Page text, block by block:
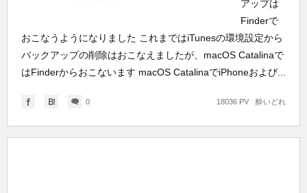
アップは
Finderで
おこなうようになりました これまではiTunesの環境設定から
バックアップの削除はおこなえましたが、macOS Catalinaで
はFinderからおこないます macOS CatalinaでiPhoneおよび...
0 酔いどれ
18036 PV